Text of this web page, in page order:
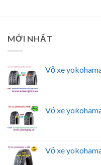
MỚI NHẤT
Vỏ xe
Vỏ xe
Vỏ xe